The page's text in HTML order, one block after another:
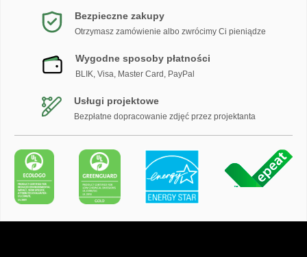
Bezpieczne zakupy
Otrzymasz zamówienie albo zwrócimy Ci pieniądze
Wygodne sposoby płatności
BLIK, Visa, Master Card, PayPal
Usługi projektowe
Bezpłatne dopracowanie zdjęć przez projektanta